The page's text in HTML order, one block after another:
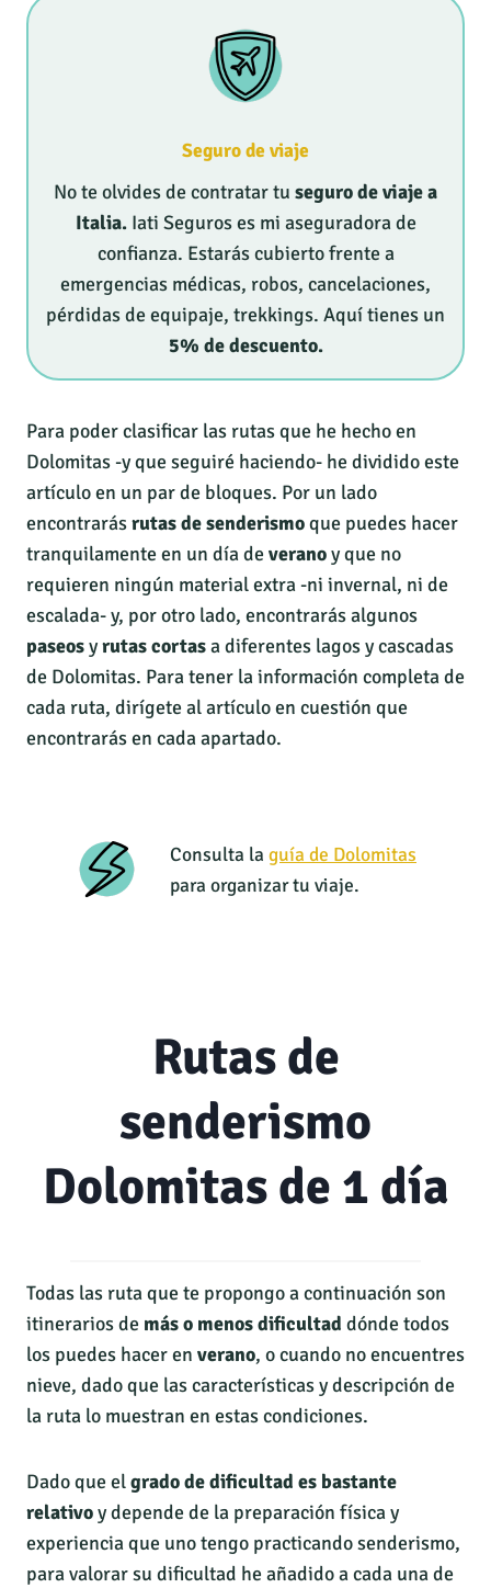
Seguro de viaje
No te olvides de contratar tu seguro de viaje a
Italia. Iati Seguros es mi aseguradora de
confianza. Estarás cubierto frente a
emergencias médicas, robos, cancelaciones,
pérdidas de equipaje, trekkings. Aquí tienes un
5% de descuento.
Para poder clasificar las rutas que he hecho en
Dolomitas -y que seguiré haciendo- he dividido este
artículo en un par de bloques. Por un lado
encontrarásrutas de senderismoque puedes hacer
tranquilamente en un día de veranoy que no
requieren ningún material extra -ni invernal, ni de
escalada- y, por otro lado, encontrarás algunos
paseosyrutas cortasa diferentes lagos y cascadas
de Dolomitas. Para tener la información completa de
cada ruta, dirígete al artículo en cuestión que
encontrarás en cada apartado.
Consulta la guía de Dolomitas
para organizar tu viaje.
Rutas de
senderismo
Dolomitas de 1 día
Todas las ruta que te propongo a continuación son
itinerarios de más o menos dificultad dónde todos
los puedes hacer en verano, o cuando no encuentres
nieve, dado que las características y descripción de
la ruta lo muestran en estas condiciones.
Dado que elgrado de dificultad es bastante
relativoy depende de la preparación física y
experiencia que uno tengo practicando senderismo,
para valorar su dificultad he añadido a cada una de